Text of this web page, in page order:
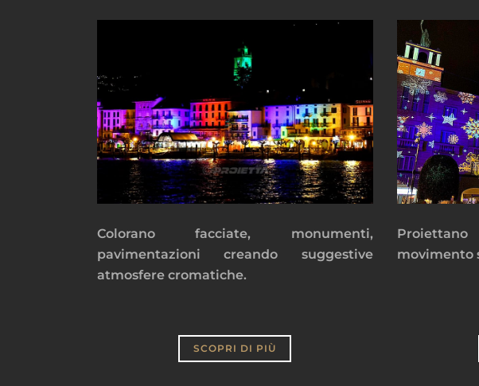
Colorano facciate, monumenti,
pavimentazioni creando suggestive
atmosfere cromatiche.
SCOPRI DI PIÙ
movimento